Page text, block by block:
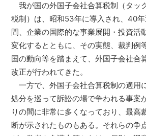
我が国の外国子会社合算税制（タッ
税制）は、昭和53年に導入され、40
間、企業の国際的な事業展開・投資活
変化するとともに、その実態、裁判例
国の動向等を踏まえて、外国子会社合
改正が行われてきた。
一方で、外国子会社合算税制の適用
処分を巡って訴訟の場で争われる事案
りの間に非常に多くなっており、最高
断が示されたものもある。それらの争